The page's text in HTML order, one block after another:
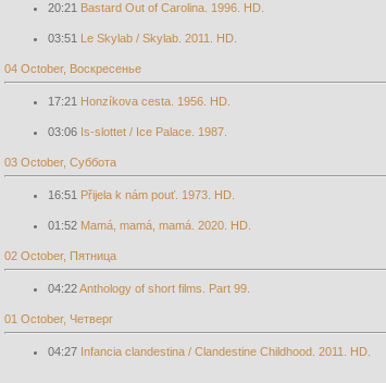
20:21 Bastard Out of Carolina. 1996. HD.
03:51 Le Skylab / Skylab. 2011. HD.
04 October, Воскресенье
17:21 Honzíkova cesta. 1956. HD.
03:06 Is-slottet / Ice Palace. 1987.
03 October, Суббота
16:51 Přijela k nám pouť. 1973. HD.
01:52 Mamá, mamá, mamá. 2020. HD.
02 October, Пятница
04:22Anthology of short films. Part 99.
01 October, Четверг
04:27 Infancia clandestina / Clandestine Childhood. 2011. HD.